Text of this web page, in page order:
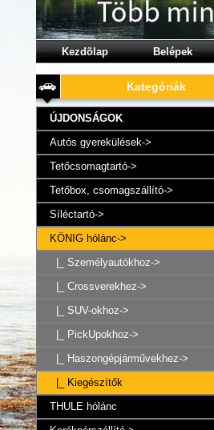
Kezdõlap Belépek
Kategóriák
ÚJDONSÁGOK
Autós gyerekülések->
Tetőcsomagtartó->
Tetőbox, csomagszállító->
Síléctartó->
KÖNIG hólánc->
|_ Személyautókhoz->
|_ Crossverekhez->
|_ SUV-okhoz->
|_ PickUpokhoz->
|_ Haszongépjárművekhez->
|_ Kiegészítők
THULE hólánc